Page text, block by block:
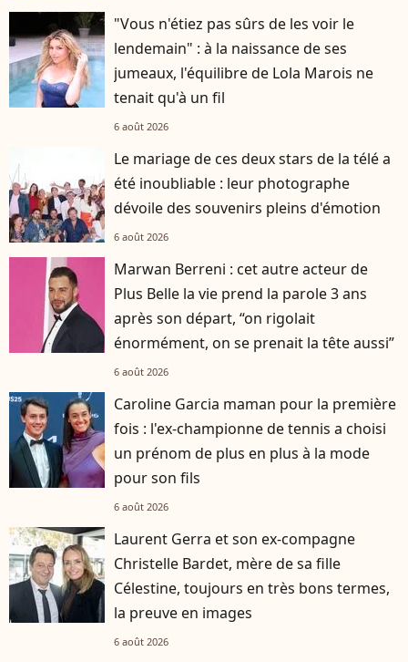
"Vous n'étiez pas sûrs de les voir le
lendemain" : à la naissance de ses
jumeaux, l'équilibre de Lola Marois ne
tenait qu'à un fil
6 août 2026
Le mariage de ces deux stars de la télé a
été inoubliable : leur photographe
dévoile des souvenirs pleins d'émotion
6 août 2026
Marwan Berreni : cet autre acteur de
Plus Belle la vie prend la parole 3 ans
après son départ, “on rigolait
énormément, on se prenait la tête aussi”
6 août 2026
Caroline Garcia maman pour la première
fois : l'ex-championne de tennis a choisi
un prénom de plus en plus à la mode
pour son fils
6 août 2026
Laurent Gerra et son ex-compagne
Christelle Bardet, mère de sa fille
Célestine, toujours en très bons termes,
la preuve en images
6 août 2026